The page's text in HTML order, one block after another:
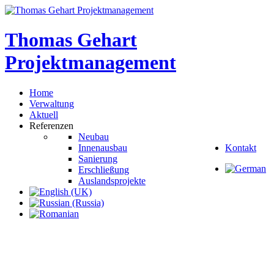
Thomas Gehart
Projektmanagement
Home
Verwaltung
Aktuell
Referenzen
Neubau
Innenausbau
Sanierung
Erschließung
Auslandsprojekte
Kontakt